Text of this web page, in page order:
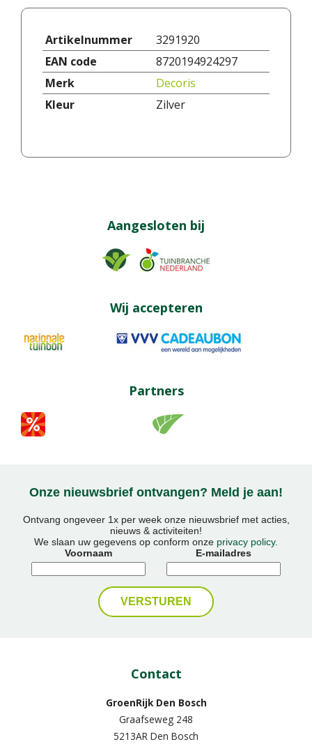
Artikelnummer
3291920
EAN code
8720194924297
Merk
Decoris
Kleur
Zilver
Aangesloten bij
Wij accepteren
Partners
Onze nieuwsbrief ontvangen? Meld je aan!
Ontvang ongeveer 1x per week onze nieuwsbrief met acties,
nieuws & activiteiten!
We slaan uw gegevens op conform onze privacy policy.
Voornaam
E-mailadres
Contact
GroenRijk Den Bosch
Graafseweg 248
5213AR Den Bosch